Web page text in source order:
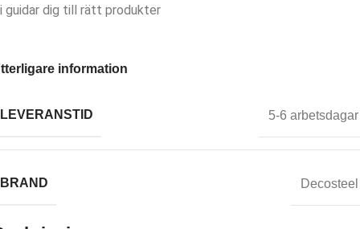
guidar dig till rätt produkter
information
LEVERANSTID 5-6 arbetsdagar
BRAND Decosteel